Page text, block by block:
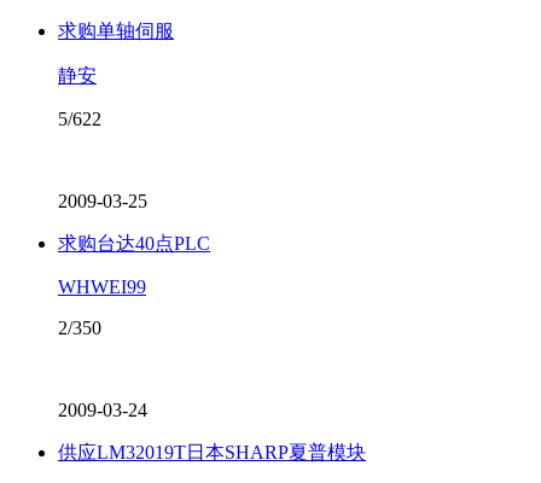
求购单轴伺服
静安
5/622
2009-03-25
求购台达40点PLC
WHWEI99
2/350
2009-03-24
供应LM32019T日本SHARP夏普模块